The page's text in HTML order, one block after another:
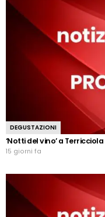
DEGUSTAZIONI
‘Notti del vino’ a Terricciola
15 giorni fa